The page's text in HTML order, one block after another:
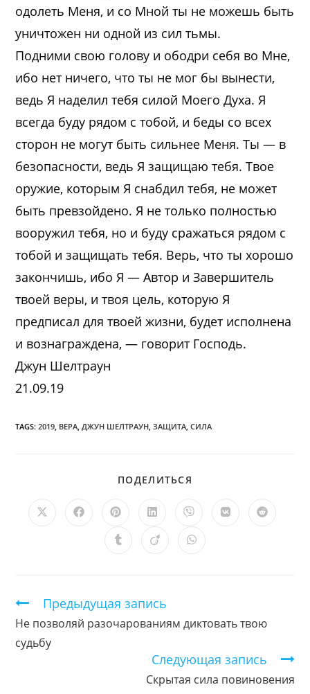
одолеть Меня, и со Мной ты не можешь быть
уничтожен ни одной из сил тьмы.
Подними свою голову и ободри себя во Мне,
ибо нет ничего, что ты не мог бы вынести,
ведь Я наделил тебя силой Моего Духа. Я
всегда буду рядом с тобой, и беды со всех
сторон не могут быть сильнее Меня. Ты — в
безопасности, ведь Я защищаю тебя. Твое
оружие, которым Я снабдил тебя, не может
быть превзойдено. Я не только полностью
вооружил тебя, но и буду сражаться рядом с
тобой и защищать тебя. Верь, что ты хорошо
закончишь, ибо Я — Автор и Завершитель
твоей веры, и твоя цель, которую Я
предписал для твоей жизни, будет исполнена
и вознаграждена, — говорит Господь.
Джун Шелтраун
21.09.19
TAGS:2019 ВЕРА ДЖУН ШЕЛТРАУН ЗАЩИТА СИЛА
ПОДЕЛИТЬСЯ
Открывается
Открывается
новом
Открывается
в
новом
Открывается
новом
Открывается
новом
Открывается
Открывается
ОткрываетсяОткрывается
Продолжить
чтение
Предыдущая запись
Не позволяй разочарованиям диктовать твою
судьбу
Следующая запись
Скрытая сила повиновения